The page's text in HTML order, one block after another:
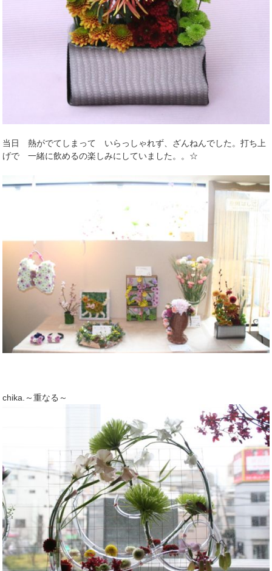
当日 熱がでてしまって いらっしゃれず、ざんねんでした。打ち上
げで 一緒に飲めるの楽しみにしていました。。☆
chika.～重なる～